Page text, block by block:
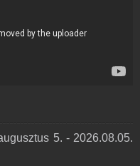
5. - 2026.08.05.